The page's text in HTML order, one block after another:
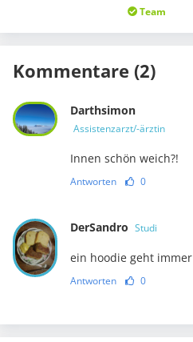
Team
Kommentare (2)
Darthsimon
Assistenzarzt/-ärztin
Innen schön weich?!
Antworten 0
DerSandro Studi
ein hoodie geht immer
Antworten 0